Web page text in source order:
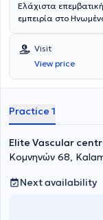
Ελάχιστα επεμβατική
εμπειρία στο
Visit
View price
Practice 1
Elite Vascular
Κομνηνών 68,
Next availability